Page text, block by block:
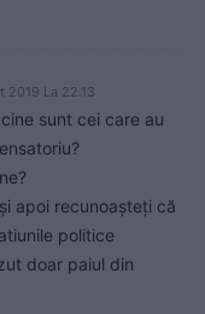
2019 La 22.13
sunt cei care au
apoi recunoașteți că
politice
doar paiul din